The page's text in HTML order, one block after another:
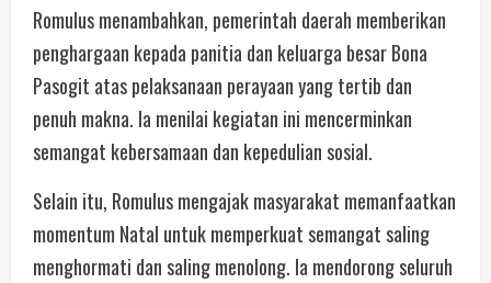
Romulus menambahkan, pemerintah daerah memberikan
penghargaan kepada panitia dan keluarga besar Bona
Pasogit atas pelaksanaan perayaan yang tertib dan
penuh makna. Ia menilai kegiatan ini mencerminkan
semangat kebersamaan dan kepedulian sosial.
Selain itu, Romulus mengajak masyarakat memanfaatkan
momentum Natal untuk memperkuat semangat saling
menghormati dan saling menolong. Ia mendorong seluruh